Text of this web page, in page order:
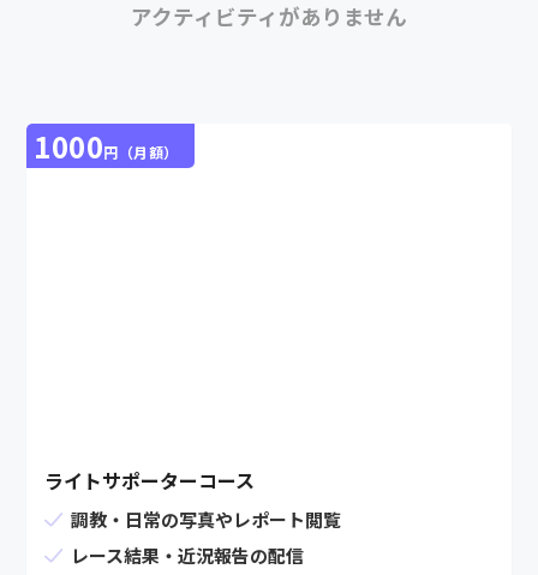
アクティビティがありません
1000円（月額）
ライトサポーターコース
調教・日常の写真やレポート閲覧
レース結果・近況報告の配信